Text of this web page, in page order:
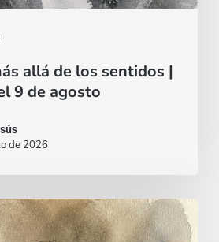
allá de los sentidos |
9 de agosto
de 2026